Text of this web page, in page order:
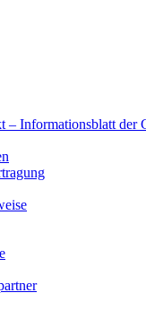
– Informationsblatt der